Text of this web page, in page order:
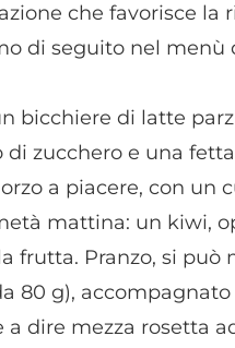
che favorisce
di seguito nel menù
bicchiere di latte
zucchero e una
a piacere, con un
mattina: un kiwi,
frutta. Pranzo, si può
80 g),
dire mezza rosetta